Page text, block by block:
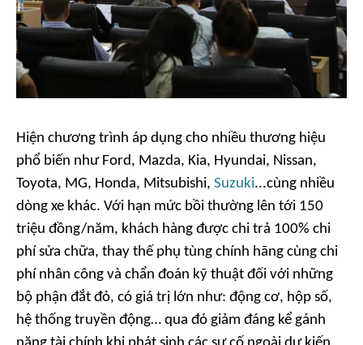
Hiện chương trình áp dụng cho nhiều thương hiệu
phổ biến như Ford, Mazda, Kia, Hyundai, Nissan,
Toyota, MG, Honda, Mitsubishi, Suzuki...cùng nhiều
dòng xe khác. Với hạn mức bồi thường lên tới 150
triệu đồng/năm, khách hàng được chi trả 100% chi
phí sửa chữa, thay thế phụ tùng chính hãng cùng chi
phí nhân công và chẩn đoán kỹ thuật đối với những
bộ phận đắt đỏ, có giá trị lớn như: động cơ, hộp số,
hệ thống truyền động… qua đó giảm đáng kể gánh